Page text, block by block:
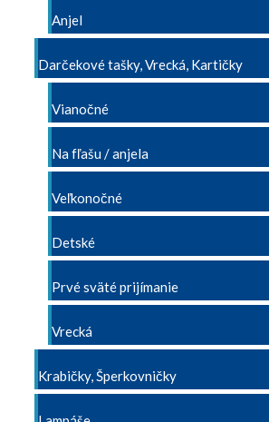
Anjel
Darčekové tašky, Vrecká, Kartičky
Vianočné
Na fľašu / anjela
Veľkonočné
Detské
Prvé sväté prijímanie
Vrecká
Krabičky, Šperkovničky